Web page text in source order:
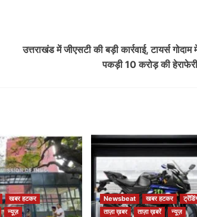
उत्तराखंड में जीएसटी की बड़ी कार्रवाई, टायर्स गोदाम
पकड़ी 10 करोड़ की
खबर हटकर
न्यूज़
Newsbeat खबर हटकर
ताज़ा ख़बर
ताज़ा ख़बरें
न्यूज़